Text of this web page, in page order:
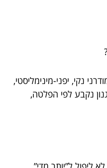
נקי, יפני-מינימליסטי,
נקבע לפי הפלטה,